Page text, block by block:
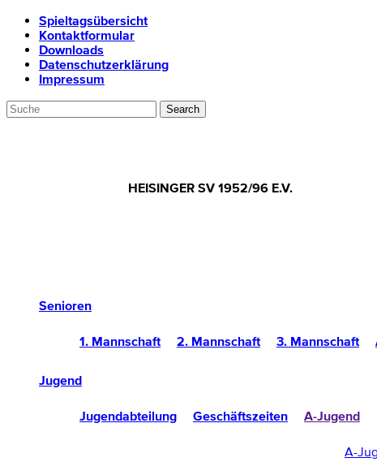
Spieltagsübersicht
Kontaktformular
Downloads
Datenschutzerklärung
Impressum
HEISINGER SV 1952/96 E.V.
Senioren
1. Mannschaft 2. Mannschaft 3. Mannschaft
Jugend
Jugendabteilung Geschäftszeiten A-Jugend
A-